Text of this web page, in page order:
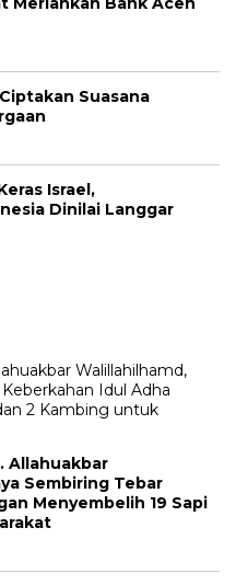
Suasana
Israel,
Dinilai Langgar
Allahuakbar
Sembiring Tebar
Menyembelih 19 Sapi